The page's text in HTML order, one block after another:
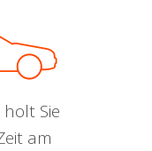
Sie
am